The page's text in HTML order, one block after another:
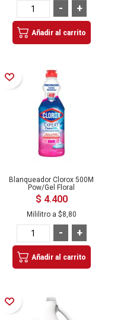
+
-
Añadir al carrito
Añadir a la Lista de Deseos
Blanqueador Clorox 500M
Pow/Gel Floral
$ 4.400
Mililitro a $8,80
+
-
Añadir al carrito
Añadir a la Lista de Deseos